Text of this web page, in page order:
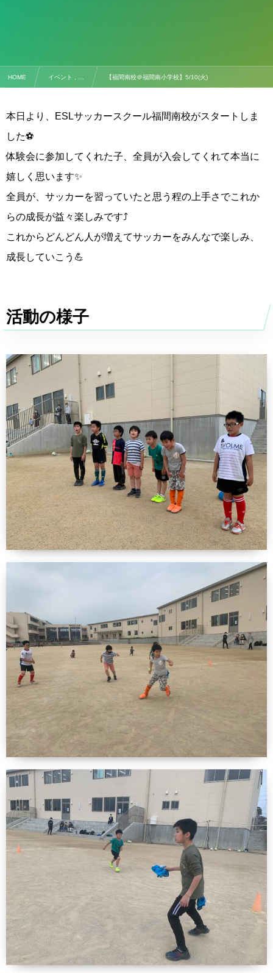
HOME イベント , … 【福間南校＠福間南小学校】5/10(火)
本日より、ESLサッカースクール福間南校がスタートしま
した⚽️
体験会に参加してくれた子、全員が入会してくれて本当に
嬉しく思います✨
全員が、サッカーを習っていたと思う程の上手さでこれか
らの成長が益々楽しみです⤴︎
これからどんどん人が増えてサッカーをみんなで楽しみ、
成長していこう💪
活動の様子